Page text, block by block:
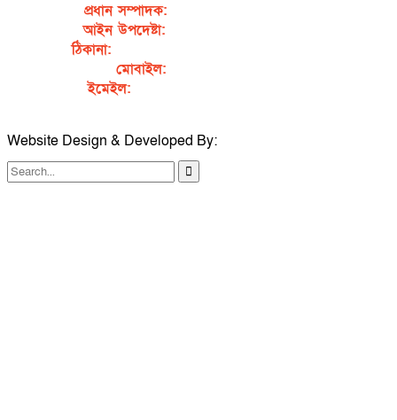
প্রধান সম্পাদক:
আইন উপদেষ্টা:এডভোকেট নাসরিন আক্তার
ঠিকানা:গর্জনখোলা, চকবাজার, কুমিল্লা – ৩৫০০
মোবাইল:
ইমেইল:sahabibcomilla@gmail.com
Website Design & Developed By: